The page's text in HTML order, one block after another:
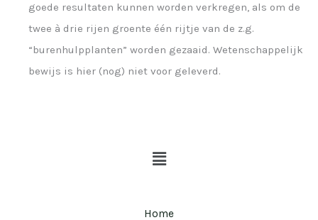
goede resultaten kunnen worden verkregen, als om de
twee à drie rijen groente één rijtje van de z.g.
“burenhulpplanten” worden gezaaid. Wetenschappelijk
bewijs is hier (nog) niet voor geleverd.
Menu
Home